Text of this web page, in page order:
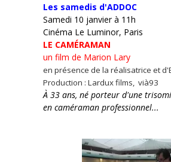
Les samedis d'ADDOC
Samedi 10 janvier à 11h
Cinéma Le Luminor, Paris
LE CAMÉRAMAN
un film de Marion Lary
en présence de la réalisatrice et
Production : Lardux films, vià93
À 33 ans, né porteur d'une
en caméraman professionnel...